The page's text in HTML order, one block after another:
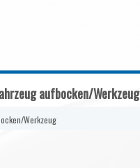
aufbocken/Werkzeug
Werkzeug